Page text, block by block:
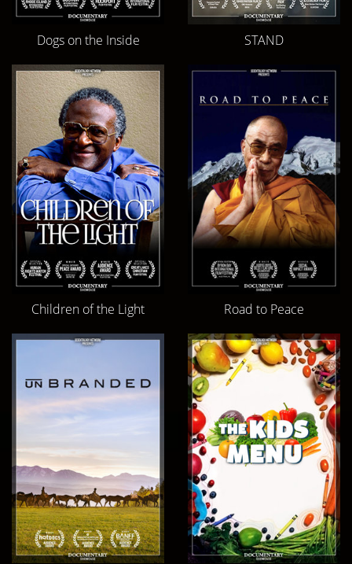
Dogs on the Inside STAND
Children of the Light Road to Peace